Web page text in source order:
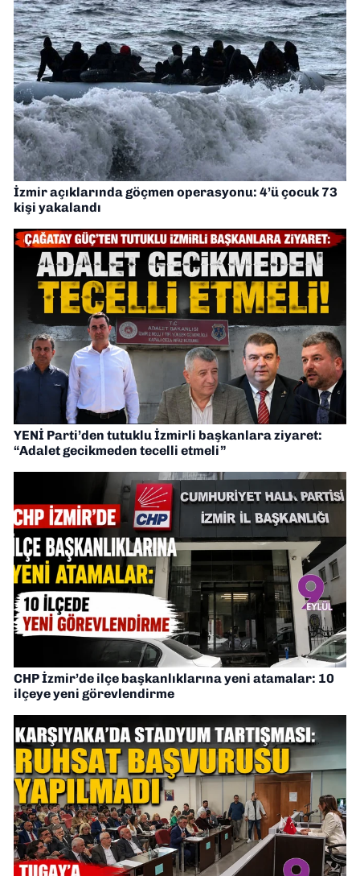
İzmir açıklarında göçmen operasyonu: 4’ü çocuk 73
kişi yakalandı
YENİ Parti’den tutuklu İzmirli başkanlara ziyaret:
“Adalet gecikmeden tecelli etmeli”
CHP İzmir’de ilçe başkanlıklarına yeni atamalar: 10
ilçeye yeni görevlendirme